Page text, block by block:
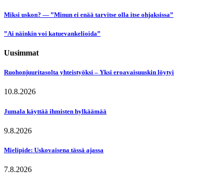
Miksi uskon? — ”Minun ei enää tarvitse olla itse ohjaksissa”
”Ai näinkin voi katuevankelioida”
Uusimmat
Ruohonjuuritasolta yhteistyöksi – Yksi eroavaisuuskin löytyi
10.8.2026
Jumala käyttää ihmisten hylkäämää
9.8.2026
Mielipide: Uskovaisena tässä ajassa
7.8.2026